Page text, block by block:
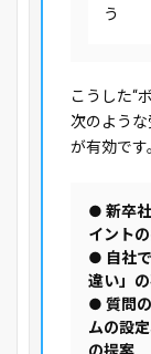
う
こうした“
次のよう
が有効です
● 新卒
イント
● 自社
違い」
● 質問
ムの設